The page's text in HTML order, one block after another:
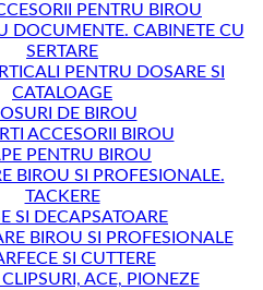
PENTRU BIROU
DOCUMENTE. CABINETE CU
SERTARE
PENTRU DOSARE SI
CATALOAGE
DE BIROU
ACCESORII BIROU
PENTRU BIROU
BIROU SI PROFESIONALE.
TACKERE
SI DECAPSATOARE
BIROU SI PROFESIONALE
SI CUTTERE
ACE, PIONEZE